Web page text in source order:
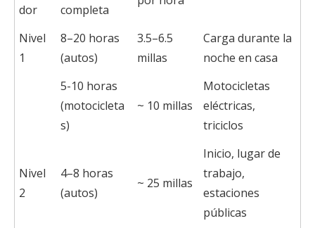
dor
completa
Nivel
1
8–20 horas
(autos)
3.5–6.5
millas
Carga durante la
noche en casa
5-10 horas
(motocicleta
s)
~ 10 millas
Motocicletas
eléctricas,
triciclos
Nivel
2
4–8 horas
(autos)
~ 25 millas
Inicio, lugar de
trabajo,
estaciones
públicas